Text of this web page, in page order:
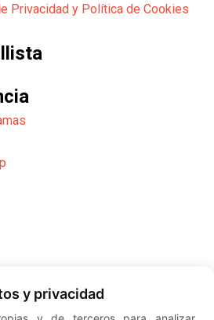
Privacidad y Política de Cookies
y privacidad